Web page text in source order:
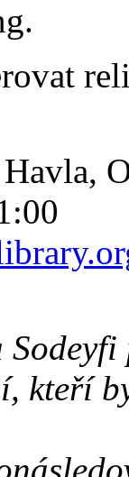
kteří